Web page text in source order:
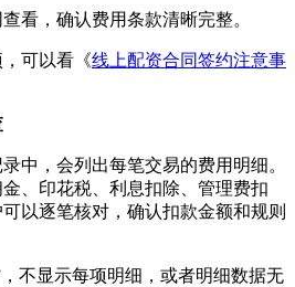
看，确认费用条款清晰完整。
可以看《线上配资合同签约注意事
中，会列出每笔交易的费用明细。
、印花税、利息扣除、管理费扣
以逐笔核对，确认扣款金额和规则
不显示每项明细，或者明细数据无